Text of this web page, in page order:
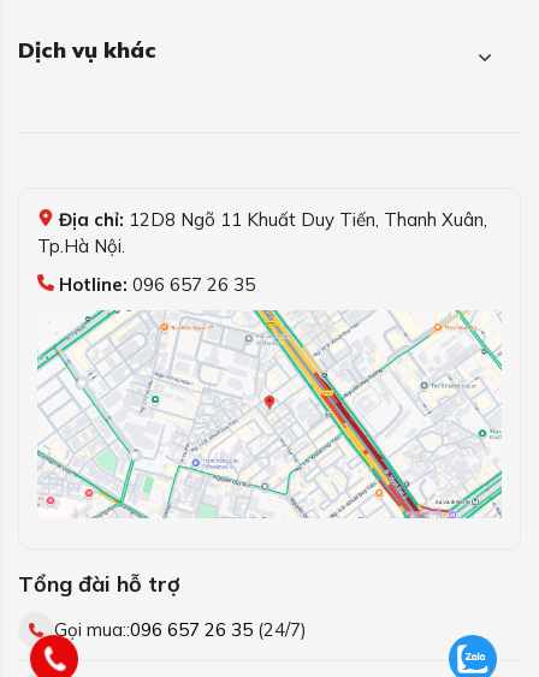
Dịch vụ khác
Địa chỉ: 12D8 Ngõ 11 Khuất Duy Tiến, Thanh Xuân,
Tp.Hà Nội.
Hotline: 096 657 26 35
Tổng đài hỗ trợ
Gọi mua::096 657 26 35 (24/7)